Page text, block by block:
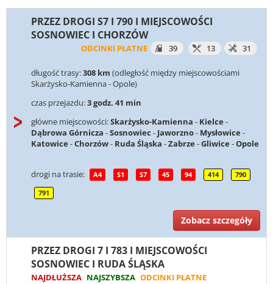
PRZEZ DROGI S7 I 790 I MIEJSCOWOŚCI
SOSNOWIEC I CHORZÓW
ODCINKI PŁATNE 39 13 31
długość trasy:308 km (odległość między miejscowościami
Skarżysko-Kamienna - Opole)
czas przejazdu:3 godz. 41 min
główne miejscowości:Skarżysko-Kamienna - Kielce -
Dąbrowa Górnicza -Sosnowiec - Jaworzno- Mysłowice -
Katowice -Chorzów- Ruda Śląska -Zabrze -Gliwice -Opole
drogi na trasie: A4 S1 S7 45 94 414 790
791
Zobacz szczegóły
PRZEZ DROGI 7 I 783 I MIEJSCOWOŚCI
SOSNOWIEC I RUDA ŚLĄSKA
NAJDŁUŻSZA NAJSZYBSZA ODCINKI PŁATNE